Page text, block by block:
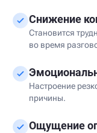
Снижение
Становится
во время
Настроение
причины.
Ощущение